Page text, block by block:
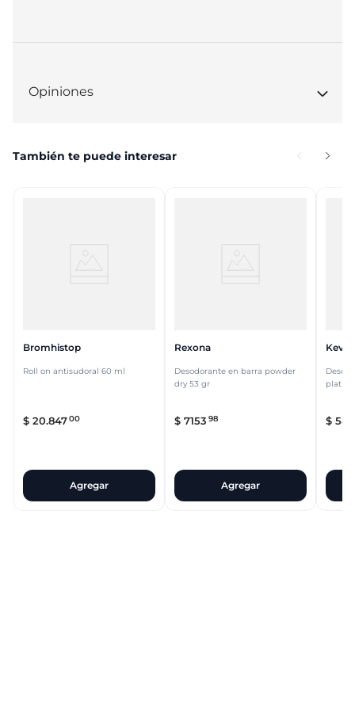
Opiniones
También te puede interesar
Bromhistop
Roll on antisudoral 60 ml
$ 20.84700
Agregar
Rexona
Desodorante en barra powder
dry 53 gr
$ 7153 98
Agregar
Kevin
$